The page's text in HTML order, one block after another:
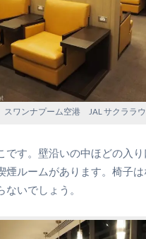
スワンナプーム空港 JAL サクララ
です。壁沿いの中ほどの入
煙ルームがあります。椅子
ないでしょう。